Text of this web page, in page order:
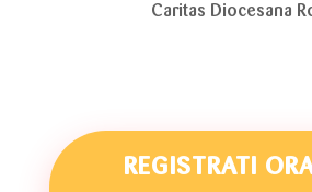
Caritas Diocesana
REGISTRATI